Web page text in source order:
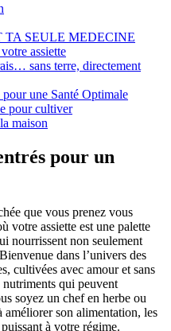
SEULE MEDECINE
assiette
sans terre, directement
une Santé Optimale
pour cultiver
maison
pour un
que vous prenez vous
votre assiette est une palette
nourrissent non seulement
dans l’univers des
cultivées avec amour et sans
nutriments qui peuvent
soyez un chef en herbe ou
améliorer son alimentation, les
à votre régime.